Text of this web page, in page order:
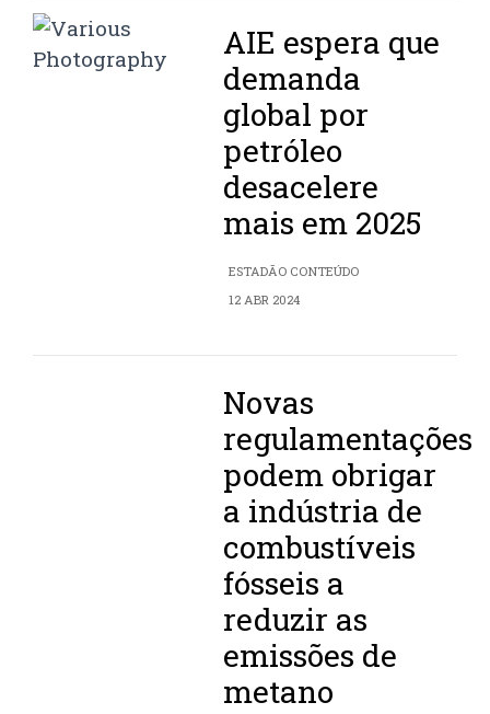
AIE espera que
demanda
global por
petróleo
desacelere
mais em 2025
ESTADÃO CONTEÚDO
12 ABR 2024
Novas
regulamentações
podem obrigar
a indústria de
combustíveis
fósseis a
reduzir as
emissões de
metano